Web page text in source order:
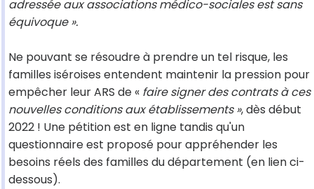
adressée aux associations médico-sociales est sans
équivoque ».
Ne pouvant se résoudre à prendre un tel risque, les
familles iséroises entendent maintenir la pression pour
empêcher leur ARS de « faire signer des contrats à ces
nouvelles conditions aux établissements », dès début
2022 ! Une pétition est en ligne tandis qu'un
questionnaire est proposé pour appréhender les
besoins réels des familles du département (en lien ci-
dessous).